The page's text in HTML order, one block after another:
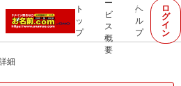
ト
ッ
プ
ー
ビ
ス
概
要
ヘ
ル
プ
ロ
グ
イ
ン
細